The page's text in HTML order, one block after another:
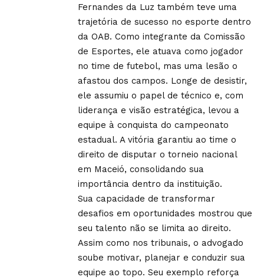
Fernandes da Luz também teve uma
trajetória de sucesso no esporte dentro
da OAB. Como integrante da Comissão
de Esportes, ele atuava como jogador
no time de futebol, mas uma lesão o
afastou dos campos. Longe de desistir,
ele assumiu o papel de técnico e, com
liderança e visão estratégica, levou a
equipe à conquista do campeonato
estadual. A vitória garantiu ao time o
direito de disputar o torneio nacional
em Maceió, consolidando sua
importância dentro da instituição.
Sua capacidade de transformar
desafios em oportunidades mostrou que
seu talento não se limita ao direito.
Assim como nos tribunais, o advogado
soube motivar, planejar e conduzir sua
equipe ao topo. Seu exemplo reforça